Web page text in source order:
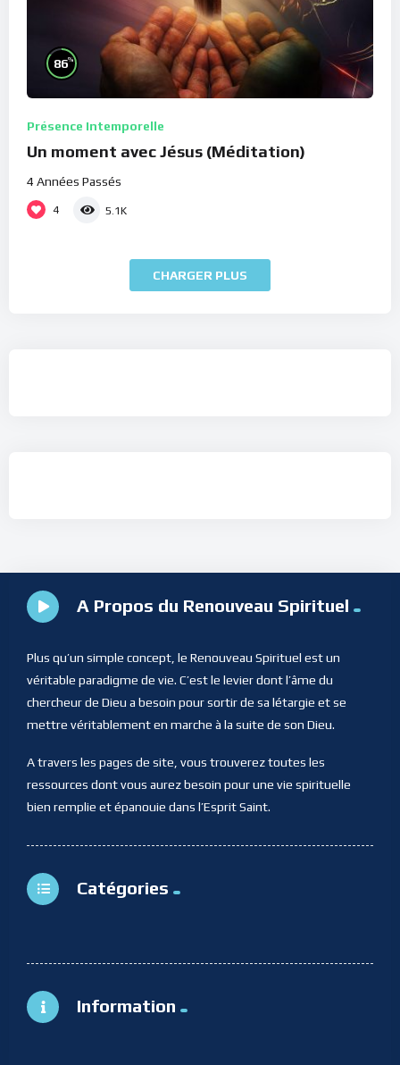
86%
Présence Intemporelle
Un moment avec Jésus (Méditation)
4 Années Passés
4 5.1K
CHARGER PLUS
A Propos du Renouveau Spirituel
Plus qu’un simple concept, le Renouveau Spirituel est un
véritable paradigme de vie. C’est le levier dont l’âme du
chercheur de Dieu a besoin pour sortir de sa létargie et se
mettre véritablement en marche à la suite de son Dieu.
A travers les pages de site, vous trouverez toutes les
ressources dont vous aurez besoin pour une vie spirituelle
bien remplie et épanouie dans l’Esprit Saint.
Catégories
Information